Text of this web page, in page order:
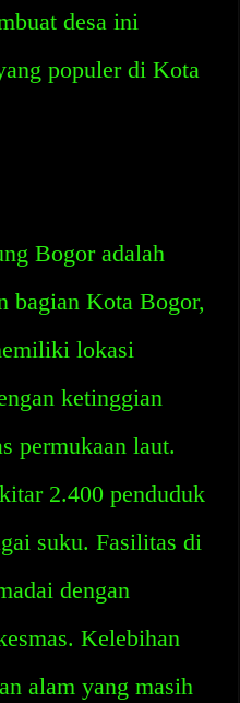
desa ini
populer di Kota
Bogor adalah
bagian Kota Bogor,
lokasi
ketinggian
permukaan laut.
2.400 penduduk
suku. Fasilitas di
dengan
Kelebihan
alam yang masih